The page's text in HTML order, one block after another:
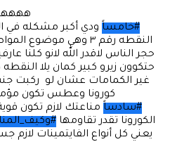
#خامساً ودي أكبر مشكله في
النقطه رقم ٣ وهي
حجر الناس لاقدر الله لانو كلنا
حتكوون زيرو كبير كمان يلا
غير الكمامات عشان لو ركبت
كورونا وعطس تكون
#سادساً مناعتك لازم تكون
الكورونا تقدر تقاومها
يعني كل أنواع الفايتمينات